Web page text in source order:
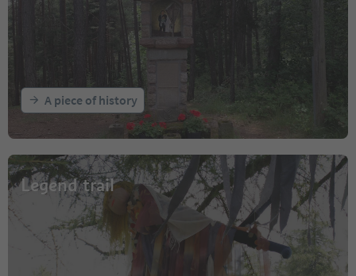
A piece of history
Legend trail